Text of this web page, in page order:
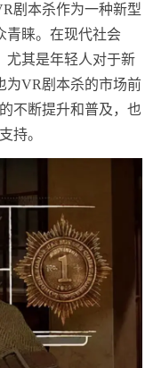
剧本杀作为一种新型
青睐。在现代社会
尤其是年轻人对于新
为VR剧本杀的市场前
不断提升和普及，也
持。